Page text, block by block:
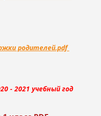
родителей.pdf
- 2021 учебный год